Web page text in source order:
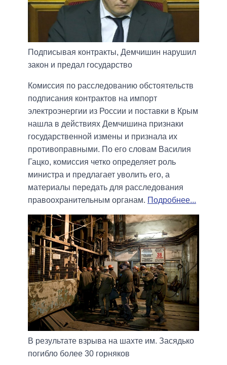
Подписывая контракты, Демчишин нарушил
закон и предал государство
Комиссия по расследованию обстоятельств
подписания контрактов на импорт
электроэнергии из России и поставки в Крым
нашла в действиях Демчишина признаки
государственной измены и признала их
противоправными. По его словам Василия
Гацко, комиссия четко определяет роль
министра и предлагает уволить его, а
материалы передать для расследования
правоохранительным органам. Подробнее...
В результате взрыва на шахте им. Засядько
погибло более 30 горняков